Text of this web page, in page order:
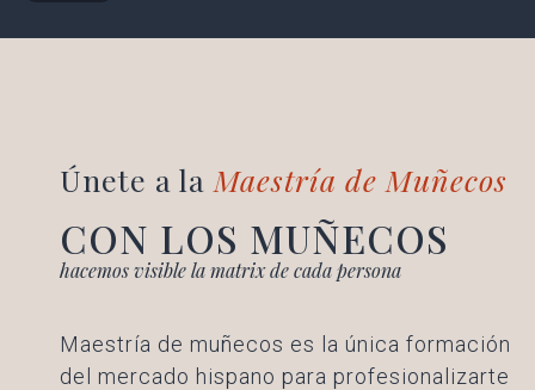
Únete a la Maestría de Muñecos
CON LOS MUÑECOS
hacemos visible la matrix de cada persona
Maestría de muñecos es la única formación
del mercado hispano para profesionalizarte